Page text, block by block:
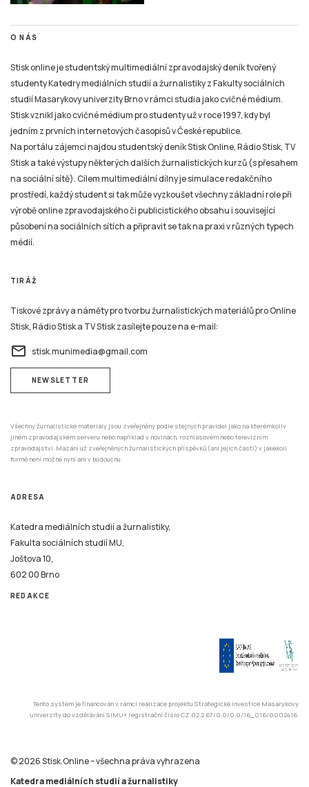
O NÁS
Stisk online je studentský multimediální zpravodajský deník tvořený
studenty Katedry mediálních studií a žurnalistiky z Fakulty sociálních
studií Masarykovy univerzity Brno v rámci studia jako cvičné médium.
Stisk vznikl jako cvičné médium pro studenty už v roce 1997, kdy byl
jedním z prvních internetových časopisů v České republice.
Na portálu zájemci najdou studentský deník Stisk Online, Rádio Stisk, TV
Stisk a také výstupy některých dalších žurnalistických kurzů (s přesahem
na sociální sítě). Cílem multimediální dílny je simulace redakčního
prostředí, každý student si tak může vyzkoušet všechny základní role při
výrobě online zpravodajského či publicistického obsahu i související
působení na sociálních sítích a připravit se tak na praxi v různých typech
médií.
TIRÁŽ
Tiskové zprávy a náměty pro tvorbu žurnalistických materiálů pro Online
Stisk, Rádio Stisk a TV Stisk zasílejte pouze na e-mail:
email stisk.munimedia@gmail.com
NEWSLETTER
Všechny žurnalistické materiály jsou zveřejněny podle stejných pravidel jako na kterémkoliv
jiném zpravodajském serveru nebo například v novinách, rozhlasovém nebo televizním
zpravodajství. Mazání už zveřejněných žurnalistických příspěvků (ani jejich částí) v jakékoli
formě není možné nyní ani v budoucnu.
ADRESA
Katedra mediálních studií a žurnalistiky,
Fakulta sociálních studií MU,
Joštova 10,
602 00 Brno
REDAKCE
Tento systém je financován v rámci realizace projektu Strategické investice Masarykovy
univerzity do vzdělávání SIMU+ registrační číslo CZ.02.2.67/0.0/0.0/16_016/0002416.
© 2026 Stisk.Online – všechna práva vyhrazena
Katedra mediálních studií a žurnalistiky